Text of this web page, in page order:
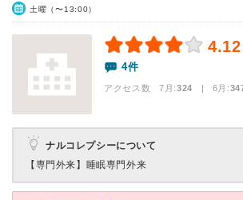
土曜（〜13:00）
4.12
4件
アクセス数 7月:324 | 6月:
ナルコレプシーについて
【専門外来】 睡眠専門外来